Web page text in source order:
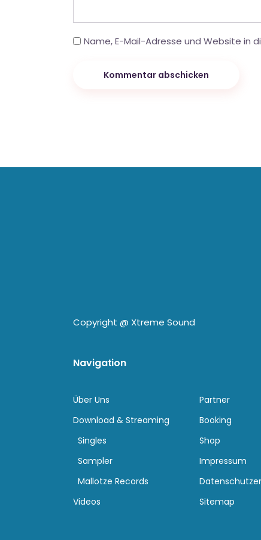
Name, E-Mail-Adresse und Website in
Kommentar abschicken
Copyright @ Xtreme Sound
Navigation
Über Uns
Download & Streaming
Singles
Sampler
Mallotze Records
Videos
Partner
Booking
Shop
Impressum
Sitemap